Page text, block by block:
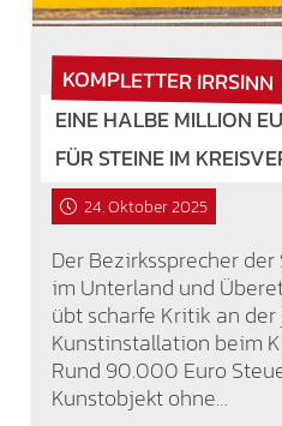
KOMPLETTER IRRSINN
EINE HALBE MILLION
FÜR STEINE IM
24. Oktober 2025
Der Bezirkssprecher
im Unterland und
übt scharfe Kritik an
Kunstinstallation beim
Rund 90.000 Euro
Kunstobjekt ohne…